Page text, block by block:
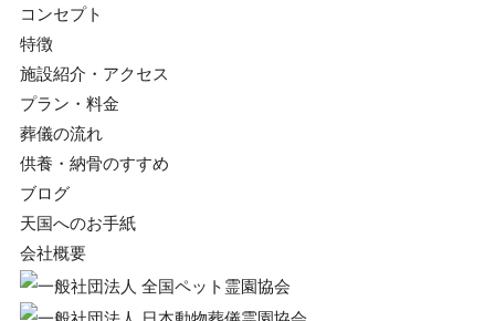
コンセプト
特徴
施設紹介・アクセス
プラン・料金
葬儀の流れ
供養・納骨のすすめ
ブログ
天国へのお手紙
会社概要